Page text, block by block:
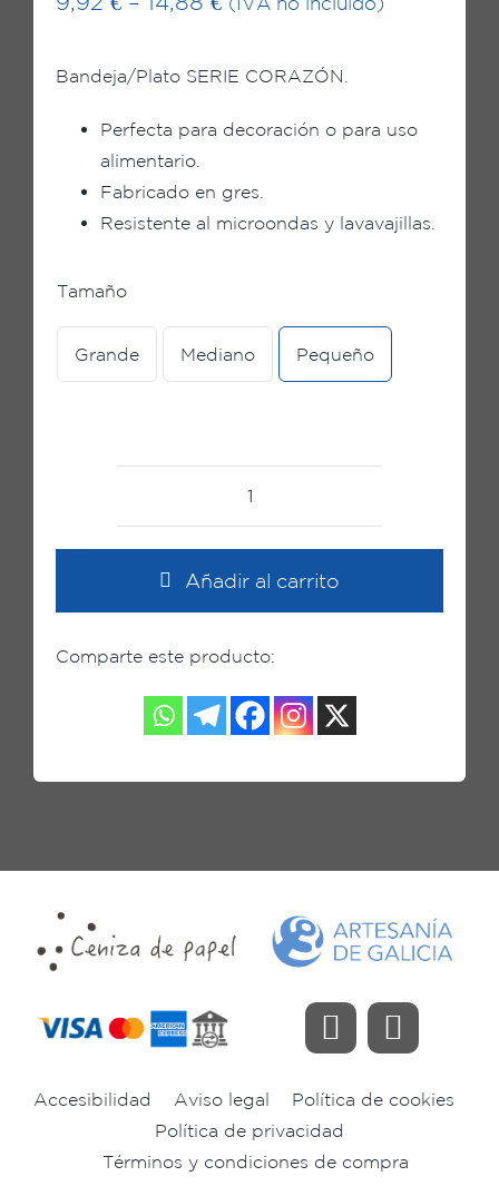
Bandeja/Plato SERIE CORAZÓN.
Perfecta para decoración o para uso
alimentario.
Fabricado en gres.
Resistente al microondas y lavavajillas.
Tamaño
Grande Mediano Pequeño
azul
Añadir al carrito
Comparte este producto:
Accesibilidad Aviso legal
Política de cookies
Política de privacidad
Términos y condiciones de compra